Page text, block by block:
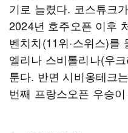
기로 늘렸다. 코스튜크
2024년 호주오픈 이후
벤치치(11위·스위스)를
엘리나 스비톨리나(우
툰다. 반면 시비옹테크
번째 프랑스오픈 우승